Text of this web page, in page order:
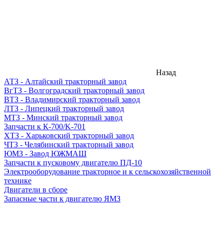
Назад
АТЗ - Алтайский тракторный завод
ВгТЗ - Волгоградский тракторный завод
ВТЗ - Владимирский тракторный завод
ЛТЗ - Липецкий тракторный завод
МТЗ - Минский тракторный завод
Запчасти к К-700/K-701
ХТЗ - Харьковский тракторный завод
ЧТЗ - Челябинский тракторный завод
ЮМЗ - Завод ЮЖМАШ
Запчасти к пусковому двигателю ПД-10
Электрооборудование тракторное и к сельскохозяйственной
технике
Двигатели в сборе
Запасные части к двигателю ЯМЗ